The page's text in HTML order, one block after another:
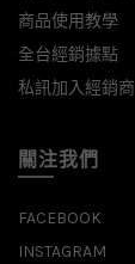
商品使用教學
全台經銷據點
私訊加入經銷商
關注我們
FACEBOOK
INSTAGRAM